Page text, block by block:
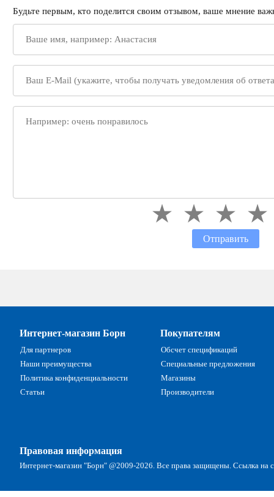
Будьте первым, кто поделится своим отзывом, ваше мнение
Отправить
Интернет-магазин Борн
Для партнеров
Наши преимущества
Политика конфиденциальности
Статьи
Покупателям
Обсчет спецификаций
Специальные предложения
Магазины
Производители
Правовая информация
Интернет-магазин "Борн" @2009-2026. Все права защищены. Ссылка на